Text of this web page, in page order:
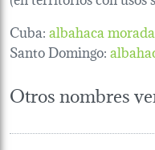
Cuba:albahaca morada
Santo Domingo:
Otros nombres